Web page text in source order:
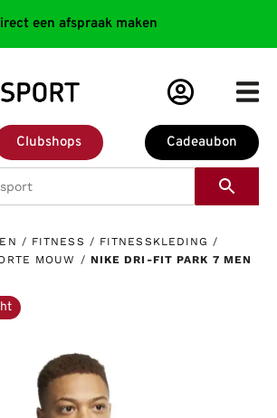
een afspraak maken
Cadeaubon
Clubshops
/ FITNESS / FITNESSKLEDING /
MOUW / NIKE DRI-FIT PARK 7 MEN